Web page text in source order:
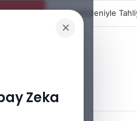
✕
Zeka
Makale